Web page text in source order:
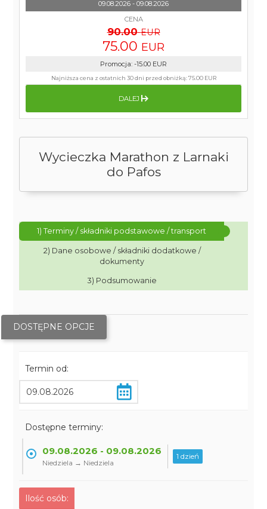
Wycieczka Marathon z Larnaki
do Pafos
1) Terminy / składniki podstawowe / transport
2) Dane osobowe / składniki dodatkowe /
dokumenty
3) Podsumowanie
DOSTĘPNE OPCJE
Termin od:
Dostępne terminy:
09.08.2026 - 09.08.2026
Niedziela → Niedziela
1 dzień
Ilość osób:
09.08.2026 - 09.08.2026
CENA
90.00 EUR
75.00 EUR
Promocja: -15.00 EUR
Najniższa cena z ostatnich 30 dni przed obniżką:75.00 EUR
DALEJ